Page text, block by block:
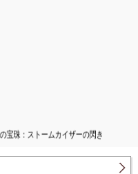
宝珠：ストームカイザーの閃き